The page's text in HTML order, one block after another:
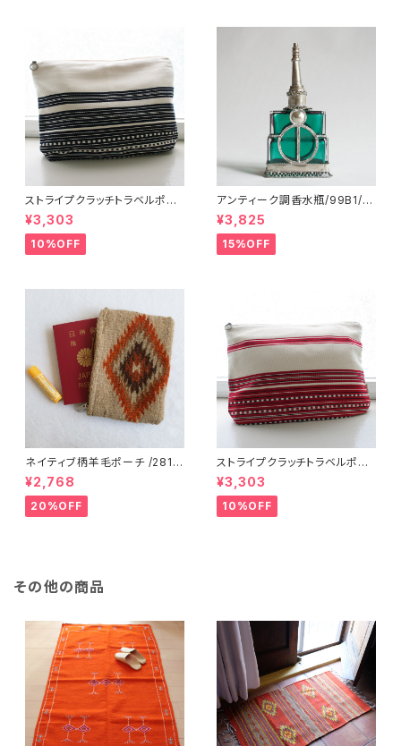
ストライプクラッチトラベルポー
チ/ L /147/Blue/ HUNGARY
ハンガリー
¥3,303
10%OFF
アンティーク調香水瓶/99B1/M
OROCCO モロッコ
¥3,825
15%OFF
ネイティブ柄羊毛ポーチ /281f/
MEXICO メキシコ
¥2,768
20%OFF
ストライプクラッチトラベルポー
チ / L /147/Red/ HUNGARY
ハンガリー
¥3,303
10%OFF
その他の商品